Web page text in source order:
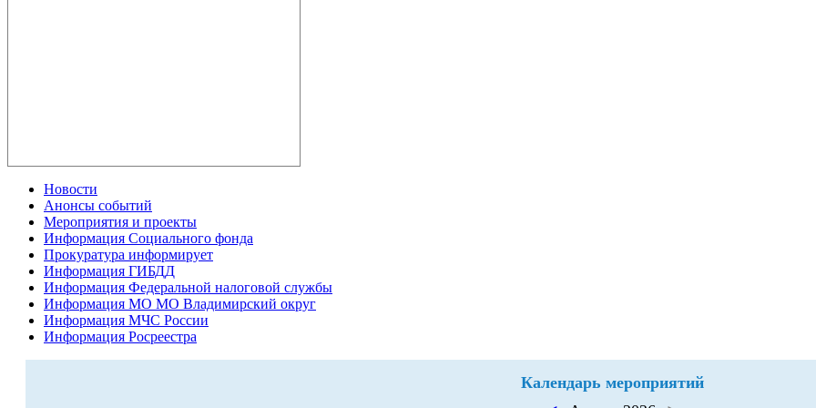
Новости
Анонсы событий
Мероприятия и проекты
Информация Социального фонда
Прокуратура информирует
Информация ГИБДД
Информация Федеральной налоговой службы
Информация МО МО Владимирский округ
Информация МЧС России
Информация Росреестра
Календарь мероприятий